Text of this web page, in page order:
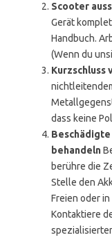
Scooter
Gerät
Handbuch.
(Wenn du
Kurzschluss
dass keine
behandeln
berühre die
Stelle den
Freien oder
Kontaktiere